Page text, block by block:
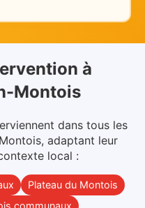
à
Montois
dans tous les
, adaptant leur
local :
Plateau du Montois